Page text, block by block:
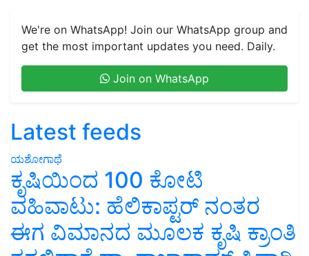
get the most important updates you need. Daily.
Latest feeds
ಯಶೋಗಾಥೆ
ಕೃಷಿಯಿಂದ 100 ಕೋಟಿ
ವಹಿವಾಟು: ಹೆಲಿಕಾಪ್ಟರ್ ನಂತರ
ಈಗ ವಿಮಾನದ ಮೂಲಕ ಕೃಷಿ ಕ್ರಾಂತಿ
ತರಲಿದ್ದಾರೆ ಡಾ. ರಾಜಾರಾಮ್ ತ್ರಿಪಾಠಿ